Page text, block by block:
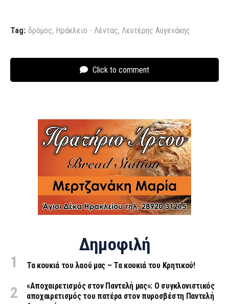
Tag: δρόμος, Ηράκλειο - Λέντας, Λευτέρης Αυγενάκης
Click to comment
Δημοφιλή
Τα κουκιά του λαού μας – Τα κουκιά του Κρητικού!
«Aποχαιρετισμός στον Παντελή μας»: Ο συγκλονιστικός
αποχαιρετισμός του πατέρα στον πυροσβέστη Παντελή